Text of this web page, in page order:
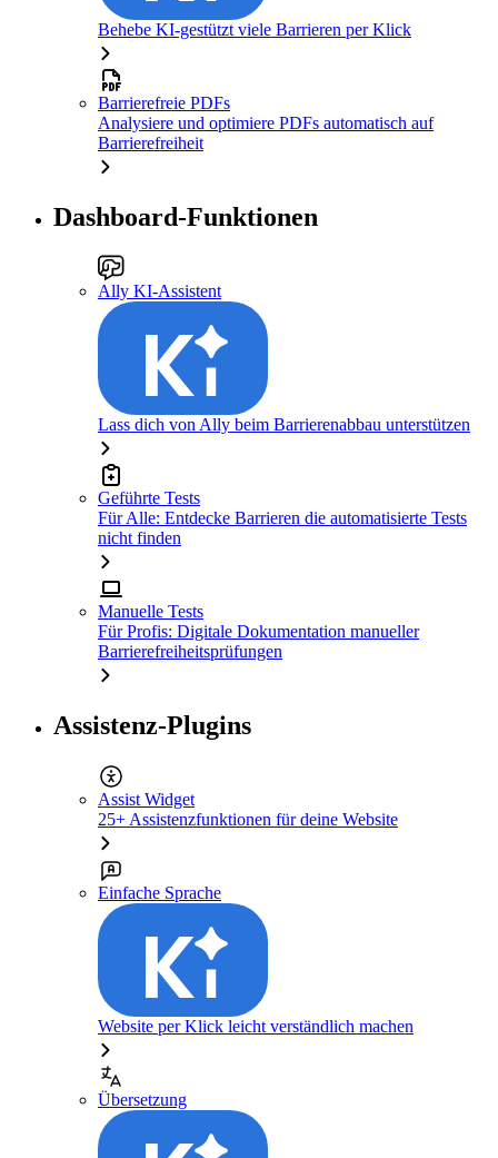
Behebe KI-gestützt viele Barrieren per Klick
Barrierefreie PDFs
Analysiere und optimiere PDFs automatisch auf
Barrierefreiheit
Dashboard-Funktionen
Ally KI-Assistent
Lass dich von Ally beim Barrierenabbau unterstützen
Geführte Tests
Für Alle: Entdecke Barrieren die automatisierte Tests
nicht finden
Manuelle Tests
Für Profis: Digitale Dokumentation manueller
Barrierefreiheitsprüfungen
Assistenz-Plugins
Assist Widget
25+ Assistenzfunktionen für deine Website
Einfache Sprache
Website per Klick leicht verständlich machen
Übersetzung